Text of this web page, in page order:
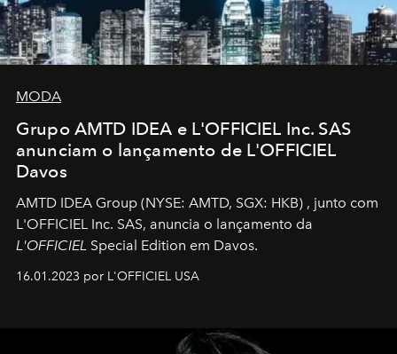
MODA
Grupo AMTD IDEA e L'OFFICIEL Inc. SAS
anunciam o lançamento de L'OFFICIEL
Davos
AMTD IDEA Group (NYSE: AMTD, SGX: HKB) , junto com
L'OFFICIEL Inc. SAS, anuncia o lançamento da
L'OFFICIEL Special Edition em Davos.
16.01.2023 por L'OFFICIEL USA